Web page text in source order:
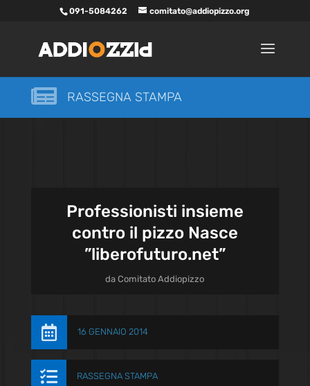
091-5084262 comitato@addiopizzo.org
 RASSEGNA STAMPA
Professionisti insieme
contro il pizzo Nasce
”liberofuturo.net”
daComitato Addiopizzo
 16 GENNAIO 2014
 RASSEGNA STAMPA